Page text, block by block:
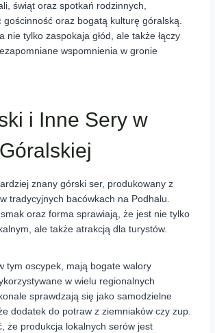
świąt oraz spotkań rodzinnych,
gościnność oraz bogatą kulturę góralską.
nie tylko zaspokaja głód, ale także łączy
wspomnienia w gronie
i Inne Sery w
znany górski ser, produkowany z
tradycyjnych bacówkach na Podhalu.
oraz forma sprawiają, że jest nie tylko
ale także atrakcją dla turystów.
tym oscypek, mają bogate walory
w wielu regionalnych
sprawdzają się jako samodzielne
dodatek do potraw z ziemniaków czy zup.
że produkcja lokalnych serów jest